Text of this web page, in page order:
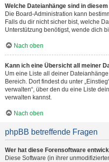
Welche Dateianhänge sind in
Die Board-Administration kann
Falls du dir nicht sicher bist, welche
Unterstützung benötigst, wende dich
Nach oben
Kann ich eine Übersicht all meiner
Um eine Liste all deiner
Bereich. Dort findest du unter
verwalten“, über den du eine Liste
verwalten kannst.
Nach oben
phpBB betreffende Fragen
Wer hat diese Forensoftware
Diese Software (in ihrer